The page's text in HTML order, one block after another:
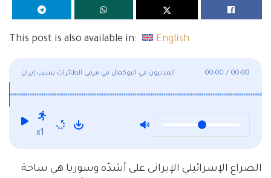
This post is also available in: English
المدنيون في البوكمال في مرمى الطائرات بسبب إيران 00:00 / 00:00
x1
الصراع الإسرائيلي الإيراني على أشدّه وسوريا هي ساحة